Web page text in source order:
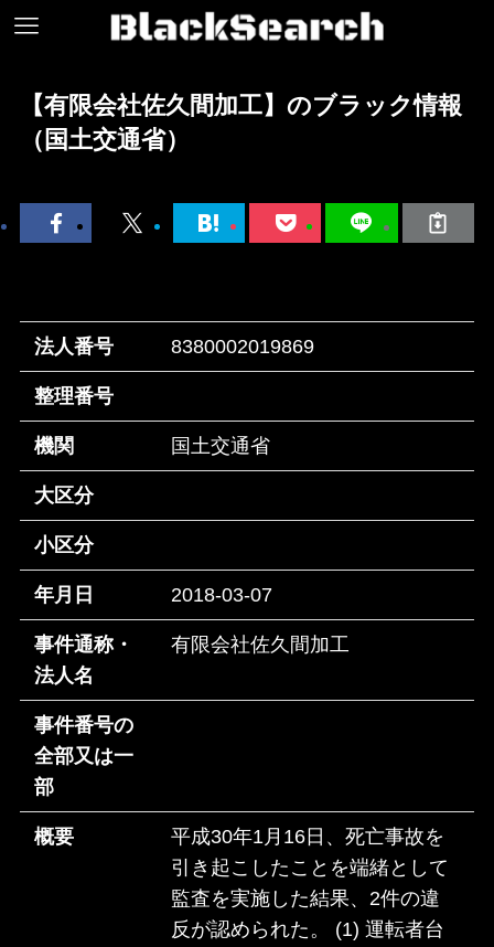
【有限会社佐久間加工】のブラック情報
（国土交通省）
法人番号 8380002019869
整理番号
機関 国土交通省
大区分
小区分
年月日 2018-03-07
事件通称・
法人名
有限会社佐久間加工
事件番号の
全部又は一
部
概要
平成30年1月16日、死亡事故を
引き起こしたことを端緒として
監査を実施した結果、2件の違
反が認められた。 (1) 運転者台